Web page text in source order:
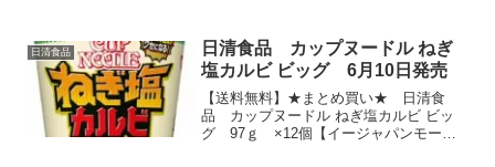
芳醇な風味が口いっぱいに広がります。
1. ライス熱湯5分...
日清食品
日清食品 カップヌードル ねぎ
塩カルビ ビッグ 6月10日発売
【送料無料】★まとめ買い★ 日清食
品 カップヌードル ねぎ塩カルビ ビッ
グ 97ｇ ×12個【イージャパンモー